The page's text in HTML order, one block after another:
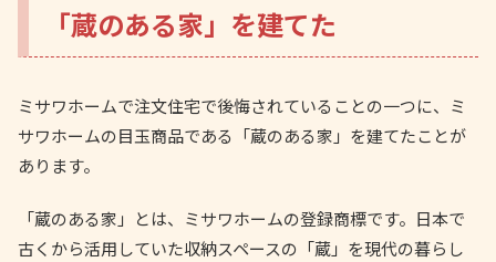
「蔵のある家」を建てた
ミサワホームで注文住宅で後悔されていることの一つに、ミ
サワホームの目玉商品である「蔵のある家」を建てたことが
あります。
「蔵のある家」とは、ミサワホームの登録商標です。日本で
古くから活用していた収納スペースの「蔵」を現代の暮らし